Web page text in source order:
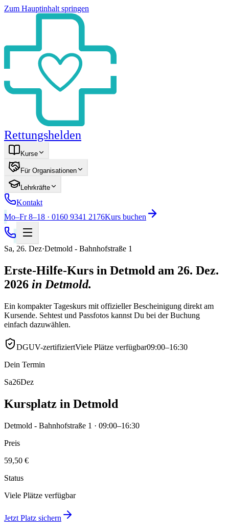
Zum Hauptinhalt springen
Rettungshelden
Kurse
Für Organisationen
Lehrkräfte
Kontakt
Mo–Fr 8–18 · 0160 9341 2176Kurs buchen
Sa, 26. Dez·Detmold - Bahnhofstraße 1
Erste-Hilfe-Kurs in Detmold am 26. Dez.
2026 in Detmold.
Ein kompakter Tageskurs mit offizieller Bescheinigung direkt am
Kursende. Sehtest und Passfotos kannst Du bei der Buchung
einfach dazuwählen.
DGUV-zertifiziertViele Plätze verfügbar09:00–16:30
Dein Termin
Sa26Dez
Kursplatz in Detmold
Detmold - Bahnhofstraße 1 · 09:00–16:30
Preis
59,50 €
Status
Viele Plätze verfügbar
Jetzt Platz sichern